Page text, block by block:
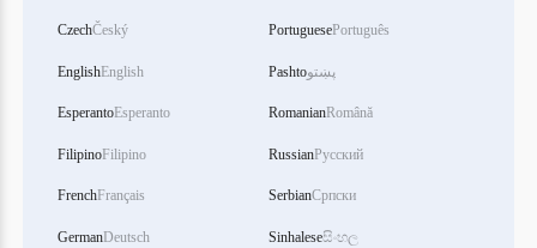
CzechČeský
EnglishEnglish
EsperantoEsperanto
FilipinoFilipino
FrenchFrançais
GermanDeutsch
PortuguesePortuguês
Pashtoپښتو
RomanianRomână
RussianРусский
SerbianСрпски
Sinhaleseසිංහල